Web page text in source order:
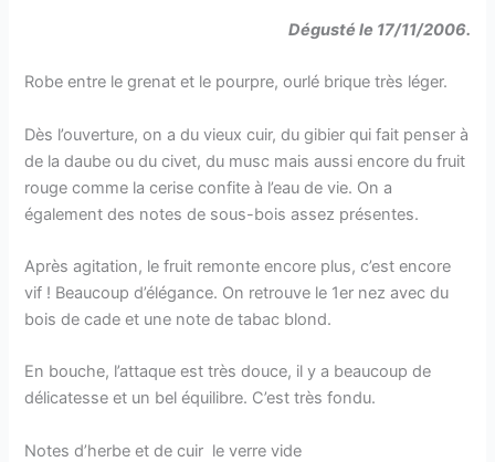
Dégusté le 17/11/2006.
Robe entre le grenat et le pourpre, ourlé brique très léger.
Dès l’ouverture, on a du vieux cuir, du gibier qui fait penser à
de la daube ou du civet, du musc mais aussi encore du fruit
rouge comme la cerise confite à l’eau de vie. On a
également des notes de sous-bois assez présentes.
Après agitation, le fruit remonte encore plus, c’est encore
vif ! Beaucoup d’élégance. On retrouve le 1er nez avec du
bois de cade et une note de tabac blond.
En bouche, l’attaque est très douce, il y a beaucoup de
délicatesse et un bel équilibre. C’est très fondu.
Notes d’herbe et de cuir le verre vide